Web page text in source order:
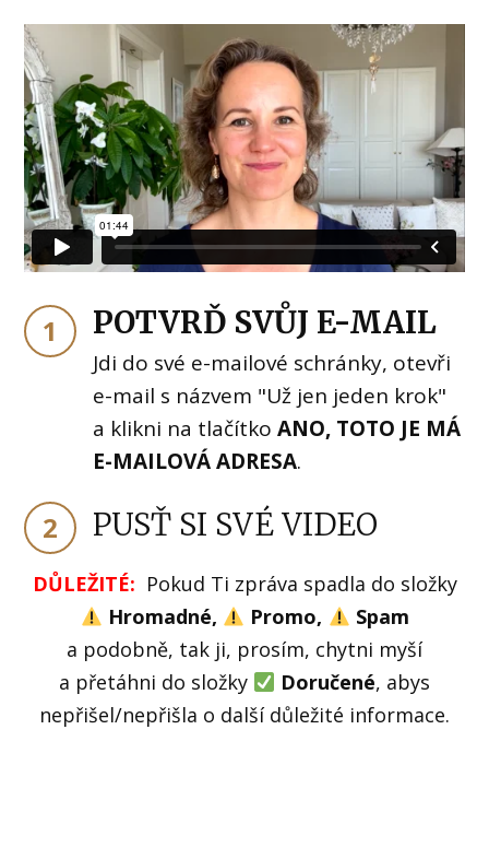
1 POTVRĎ SVŮJ E-MAIL
Jdi do své e-mailové schránky, otevři
e-mail s názvem "Už jen jeden krok"
a klikni na tlačítkoANO, TOTO JE MÁ
E-MAILOVÁ ADRESA.
2 PUSŤ SI SVÉ VIDEO
DŮLEŽITÉ: Pokud Ti zpráva spadla do složky
Hromadné,
Promo,
Spam
a podobně, tak ji, prosím, chytni myší
a přetáhni do složky
Doručené, abys
nepřišel/nepřišla o další důležité informace.